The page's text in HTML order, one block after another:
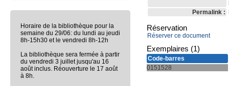
Permalink :
Réservation
Réserver ce document
Exemplaires (1)
Code-barres
0151528
Horaire de la bibliothèque pour la
semaine du 29/06: du lundi au jeudi
8h-15h30 et le vendredi 8h-12h
La bibliothèque sera fermée à partir
du vendredi 3 juillet jusqu'au 16
août inclus. Réouverture le 17 août
à 8h.